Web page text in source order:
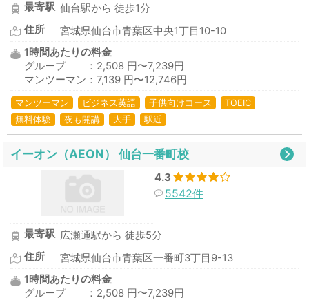
最寄駅 仙台駅から 徒歩1分
住所
宮城県仙台市青葉区中央1丁目10-10
1時間あたりの料金
グループ ：2,508 円〜7,239円
マンツーマン：7,139 円〜12,746円
マンツーマン ビジネス英語 子供向けコース
TOEIC
無料体験
夜も開講 大手 駅近
イーオン（AEON） 仙台一番町校
4.3
5542件
最寄駅 広瀬通駅から 徒歩5分
住所
宮城県仙台市青葉区一番町3丁目9-13
1時間あたりの料金
グループ ：2,508 円〜7,239円